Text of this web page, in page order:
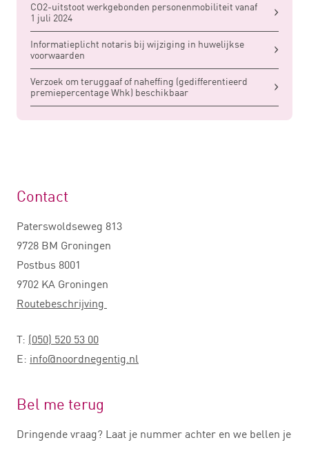
CO2-uitstoot werkgebonden personenmobiliteit vanaf
1 juli 2024
Informatieplicht notaris bij wijziging in huwelijkse
voorwaarden
Verzoek om teruggaaf of naheffing (gedifferentieerd
premiepercentage Whk) beschikbaar
Contact
Paterswoldseweg 813
9728 BM Groningen
Postbus 8001
9702 KA Groningen
Routebeschrijving
T: (050) 520 53 00
E: info@noordnegentig.nl
Bel me terug
Dringende vraag? Laat je nummer achter en we bellen je